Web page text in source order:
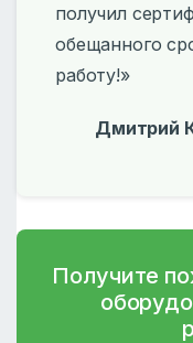
получил
обещанного
работу!»
Дмитрий
Получите